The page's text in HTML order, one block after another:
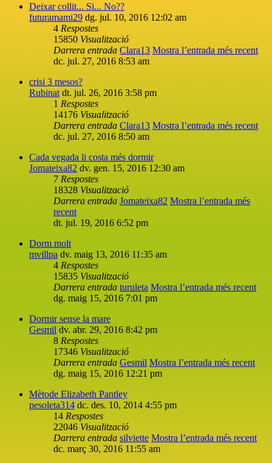
Deixar collit... Si... No??
futuramami29 dg. jul. 10, 2016 12:02 am
4 Respostes
15850 Visualització
Darrera entrada Clara13 Mostra l’entrada més recent
dc. jul. 27, 2016 8:53 am
crisi 3 mesos?
Rubinat dt. jul. 26, 2016 3:58 pm
1 Respostes
14176 Visualització
Darrera entrada Clara13 Mostra l’entrada més recent
dc. jul. 27, 2016 8:50 am
Cada vegada li costa més dormir
Jomateixa82 dv. gen. 15, 2016 12:30 am
7 Respostes
18328 Visualització
Darrera entrada Jomateixa82 Mostra l’entrada més
recent
dt. jul. 19, 2016 6:52 pm
Dorm molt
mvillpa dv. maig 13, 2016 11:35 am
4 Respostes
15835 Visualització
Darrera entrada turuleta Mostra l’entrada més recent
dg. maig 15, 2016 7:01 pm
Dormir sense la mare
Gesmil dv. abr. 29, 2016 8:42 pm
8 Respostes
17346 Visualització
Darrera entrada Gesmil Mostra l’entrada més recent
dg. maig 15, 2016 12:21 pm
Mètode Elizabeth Pantley
pesoleta314 dc. des. 10, 2014 4:55 pm
14 Respostes
22046 Visualització
Darrera entrada silviette Mostra l’entrada més recent
dc. març 30, 2016 11:55 am